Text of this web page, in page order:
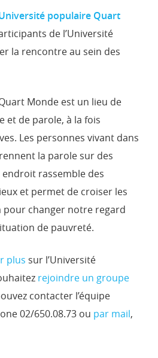
populaire Quart
de l’Université
la rencontre au sein des
Monde est un lieu de
et de parole, à la fois
Les personnes vivant dans
la parole sur des
rassemble des
et permet de croiser les
pour changer notre regard
de pauvreté.
plus sur l’Université
rejoindre un groupe
contacter l’équipe
02/650.08.73 ou par mail,